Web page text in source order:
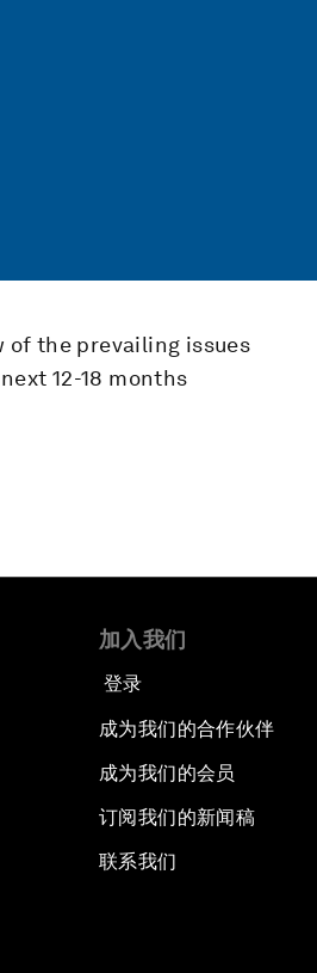
of the prevailing issues
12-18 months
加入我们
登录
成为我们的合作伙伴
成为我们的会员
订阅我们的新闻稿
联系我们